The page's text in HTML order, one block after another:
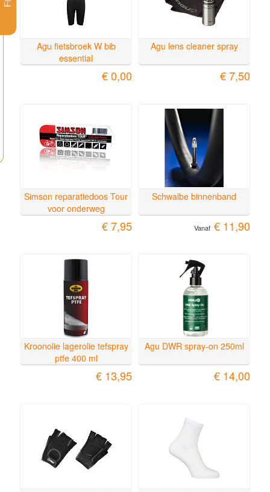
Agu fietsbroek W bib
essential
€ 0,00
Agu lens cleaner spray
€ 7,50
Simson reparatiedoos Tour
voor onderweg
€ 7,95
Schwalbe binnenband
Vanaf € 11,90
Kroonolie lagerolie tefspray
ptfe 400 ml
€ 13,95
Agu DWR spray-on 250ml
€ 14,00